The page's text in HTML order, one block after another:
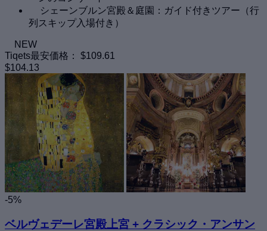
シェーンブルン宮殿＆庭園：ガイド付きツアー（行
列スキップ入場付き）
NEW
Tiqets最安価格：
$109.61
$104.13
-5%
ベルヴェデーレ宮殿上宮 + クラシック・アンサン